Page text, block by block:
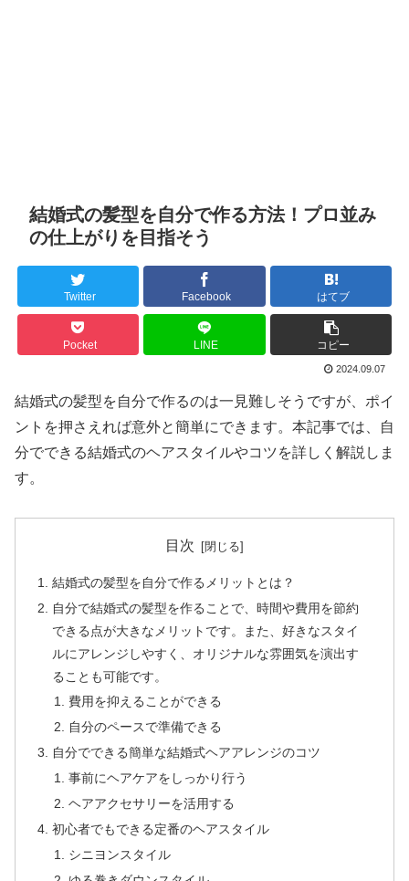
結婚式の髪型を自分で作る方法！プロ並み
の仕上がりを目指そう
Twitter Facebook はてブ
Pocket LINE コピー
2024.09.07
結婚式の髪型を自分で作るのは一見難しそうですが、ポイ
ントを押さえれば意外と簡単にできます。本記事では、自
分でできる結婚式のヘアスタイルやコツを詳しく解説しま
す。
目次
結婚式の髪型を自分で作るメリットとは？
自分で結婚式の髪型を作ることで、時間や費用を節約
できる点が大きなメリットです。また、好きなスタイ
ルにアレンジしやすく、オリジナルな雰囲気を演出す
ることも可能です。
費用を抑えることができる
自分のペースで準備できる
自分でできる簡単な結婚式ヘアアレンジのコツ
事前にヘアケアをしっかり行う
ヘアアクセサリーを活用する
初心者でもできる定番のヘアスタイル
シニヨンスタイル